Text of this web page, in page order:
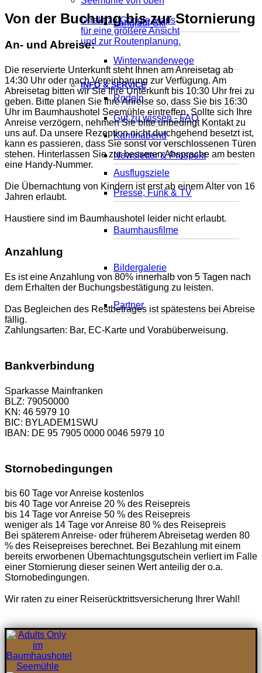
Langlauf-Ski
Winterwanderwege
Rodeln
Kaminabend
Ausflugsziele
Direkt zu Google Maps
für eine größere Ansicht
und zur Routenplanung.
INFO & SERVICE
Gut zu wissen - FAQ
Newsletter & Prospekt
Presse, Funk & TV
Baumhausfilme
Bildergalerie
Partner
Von der Buchung bis zur Stornierung
An- und Abreise:
Die reservierte Unterkunft steht Ihnen am Anreisetag ab
14:30 Uhr oder nach Vereinbarung zur Verfügung. Am
Abreisetag bitten wir Sie Ihre Unterkunft bis 10:30 Uhr frei zu
geben. Bitte planen Sie Ihre Anreise so, dass Sie bis 16:30
Uhr im Baumhaushotel Seemühle eintreffen. Sollte sich Ihre
Anreise verzögern, nehmen Sie bitte unbedingt Kontaktzu
uns auf. Da unsere Rezeption nicht durchgehend besetzt ist,
kann es passieren, dass Sie sonst vor verschlossenen Türen
stehen. Hinterlassen Sie zur besseren Absprache am besten
eine Handy-Nummer.
Die Übernachtung von Kindern ist erst ab einem Alter von 16
Jahren erlaubt.
Haustiere sind im Baumhaushotel leider nicht erlaubt.
Anzahlung
Es ist eine Anzahlung von 80% innerhalb von 5 Tagen nach
dem Erhalten der Buchungsbestätigung zu leisten.
Das Begleichen des Restbetrages ist spätestens bei Abreise
fällig.
Zahlungsarten: Bar, EC-Karte und Vorabüberweisung.
Bankverbindung
Sparkasse Mainfranken
BLZ: 79050000
KN: 46 5979 10
BIC: BYLADEM1SWU
IBAN: DE 95 7905 0000 0046 5979 10
Stornobedingungen
bis 60 Tage vor Anreise kostenlos
bis 40 Tage vor Anreise 20 % des Reisepreis
bis 14 Tage vor Anreise 50 % des Reisepreis
weniger als 14 Tage vor Anreise 80 % des Reisepreis
Bei späterem Anreise- oder früherem Abreisetag werden 80
% des Reisepreises berechnet. Bei Bezahlung mit einem
bereits erworbenen Übernachtungsgutschein verliert im Falle
einer Stornierung dieser seinen Wert anteilig der o.a.
Stornobedingungen.
Wir raten zu einer Reiserücktrittsversicherung Ihrer Wahl!